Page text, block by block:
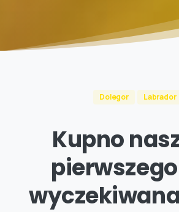
Dolegor Labrador
Kupno